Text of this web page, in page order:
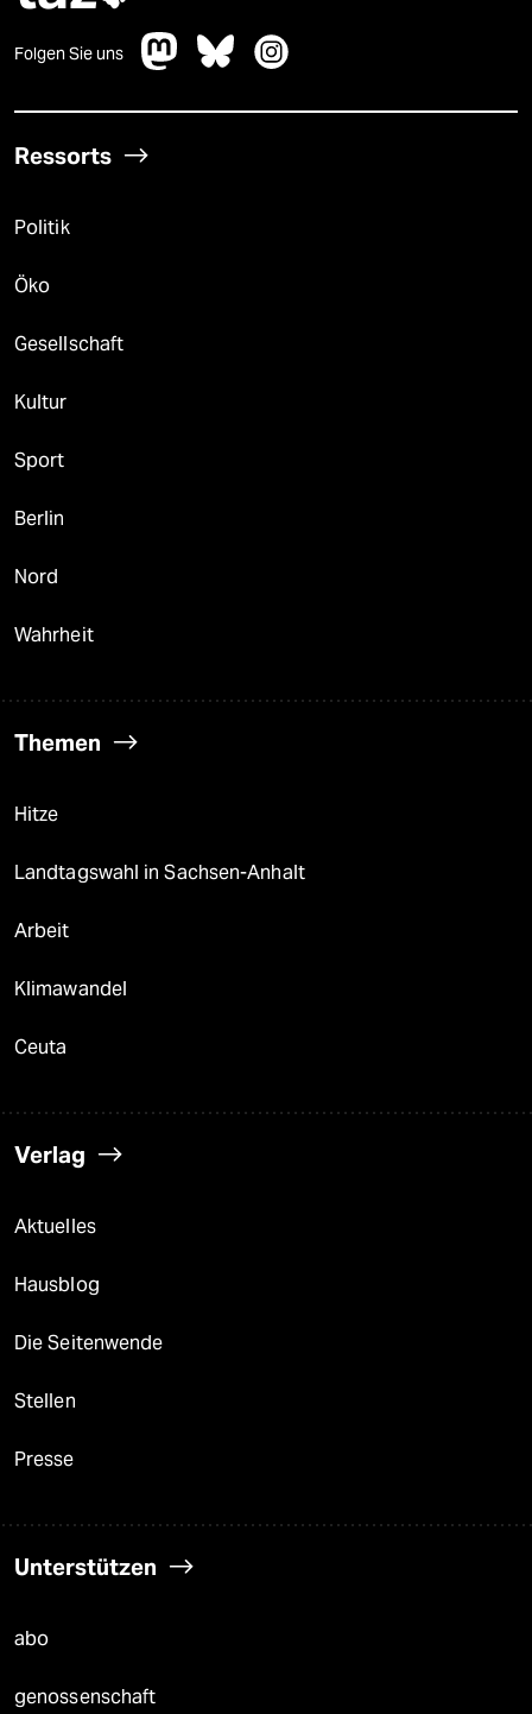
Folgen Sie uns
Ressorts
Politik
Öko
Gesellschaft
Kultur
Sport
Berlin
Nord
Wahrheit
Themen
Hitze
Landtagswahl in Sachsen-Anhalt
Arbeit
Klimawandel
Ceuta
Verlag
Aktuelles
Hausblog
Die Seitenwende
Stellen
Presse
Unterstützen
abo
genossenschaft